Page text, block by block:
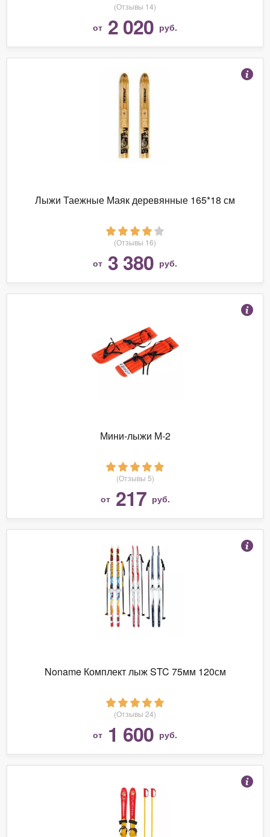
(Отзывы 14)
от 2 020 руб.
Лыжи Таежные Маяк деревянные 165*18 см
(Отзывы 16)
от 3 380 руб.
Мини-лыжи М-2
(Отзывы 5)
от 217 руб.
Noname Комплект лыж STC 75мм 120см
(Отзывы 24)
от 1 600 руб.